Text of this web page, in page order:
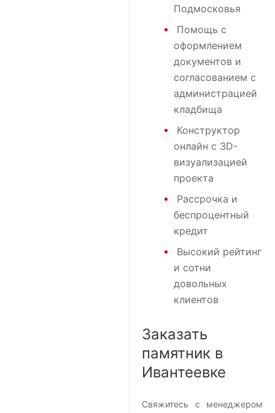
Подмосковья
Помощь с
оформлением
документов и
согласованием с
администрацией
кладбища
Конструктор
онлайн с 3D-
визуализацией
проекта
Рассрочка и
беспроцентный
кредит
Высокий рейтинг
и сотни
довольных
клиентов
Заказать
памятник в
Ивантеевке
Свяжитесь с менеджером